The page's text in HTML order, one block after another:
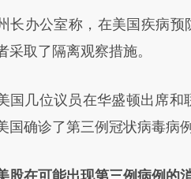
办公室称，在美国疾病预
采取了隔离观察措施。
几位议员在华盛顿出席和
国确诊了第三例冠状病毒病例
股在可能出现第三例病例的